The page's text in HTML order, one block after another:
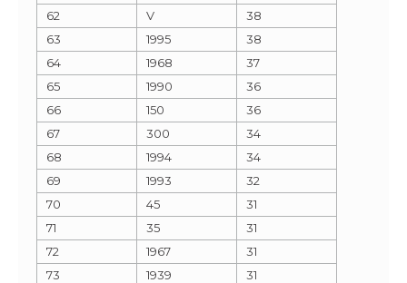
62
V
38
63
1995
38
64
1968
37
65
1990
36
66
150
36
67
300
34
68
1994
34
69
1993
32
70
45
31
71
35
31
72
1967
31
73
1939
31